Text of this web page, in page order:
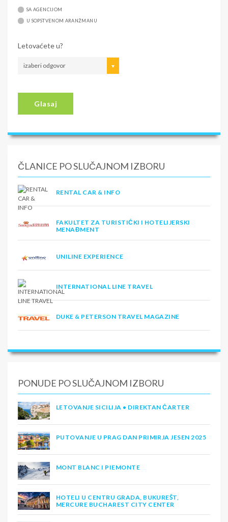
SA AGENCIJOM
U SOPSTVENOM ARANŽMANU
Letovaćete u?
izaberi odgovor
Glasaj
ČLANICE PO SLUČAJNOM IZBORU
RENTAL CAR & INFO
FAKULTET ZA TURISTIČKI I HOTELIJERSKI
MENAĐMENT
UNILINE EXPERIENCE
INTERNATIONAL LINE TRAVEL
DUKE & PETERSON TRAVEL MAGAZINE
PONUDE PO SLUČAJNOM IZBORU
LETOVANJE SICILIJA • DIREKTAN ČARTER
PUTOVANJE U PRAG DAN PRIMIRJA JESEN 2025
MONT BLANC I PIEMONTE
HOTELI U CENTRU GRADA, BUKUREŠT,
MERCURE BUCHAREST CITY CENTER